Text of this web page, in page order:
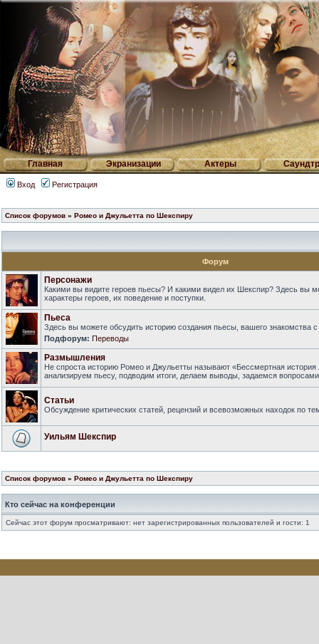
Главная Экранизации Актеры
Вход Регистрация
Список форумов » Ромео и Джульетта по Шекспиру
Форум
Персонажи
Какими вы видите героев пьесы? И какими видел их Шекспир? Здесь вы
характеры героев, их поведение и поступки.
Пьеса
Здесь вы можете обсудить историю создания пьесы, вашего знакомства
Подфорум: Переводы
Размышления
Не спроста историю Ромео и Джульетты называют «Бессмертная
анализируем пьесу, подводим итоги, делаем выводы, задаемся
Статьи
Обсуждение критических статей, рецензий и всевозможных находок по
Уильям Шекспир
Список форумов » Ромео и Джульетта по Шекспиру
Кто сейчас на конференции
Сейчас этот форум просматривают: нет зарегистрированных пользователей и гости: 1